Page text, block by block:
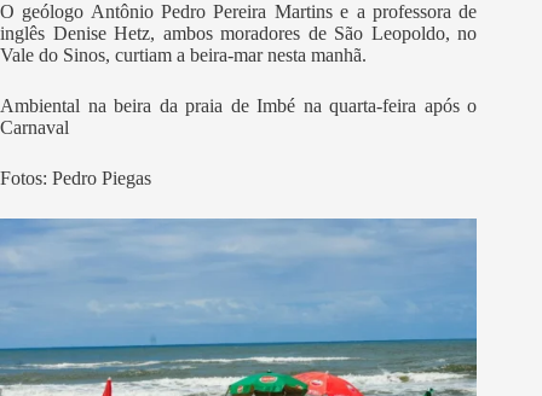
O geólogo Antônio Pedro Pereira Martins e a professora de
inglês Denise Hetz, ambos moradores de São Leopoldo, no
Vale do Sinos, curtiam a beira-mar nesta manhã.
Ambiental na beira da praia de Imbé na quarta-feira após o
Carnaval
Fotos: Pedro Piegas